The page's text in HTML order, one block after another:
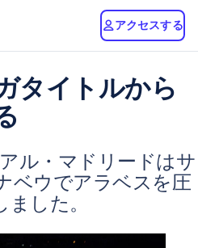
アクセスする
タイトルから
ル・マドリードはサ
ベウでアラベスを圧
した。